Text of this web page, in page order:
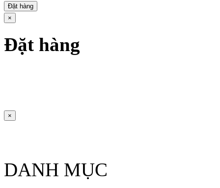
Đặt hàng
×
Đặt hàng
×
DANH MỤC